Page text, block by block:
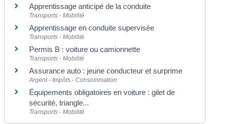
Apprentissage anticipé de la conduite
Transports - Mobilité
Apprentissage en conduite supervisée
Transports - Mobilité
Permis B : voiture ou camionnette
Transports - Mobilité
Assurance auto : jeune conducteur et surprime
Argent - Impôts - Consommation
Équipements obligatoires en voiture : gilet de
sécurité, triangle...
Transports - Mobilité